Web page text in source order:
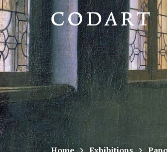
CODART,
Dutch
and
Flemish
art
in